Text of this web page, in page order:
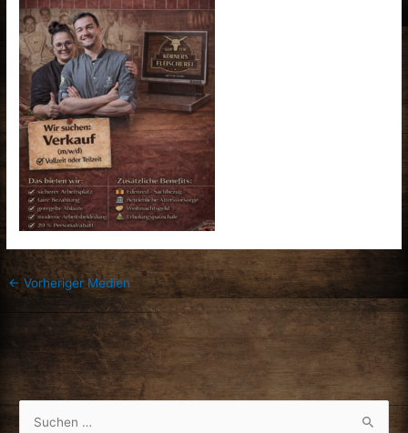
← Vorheriger Medien